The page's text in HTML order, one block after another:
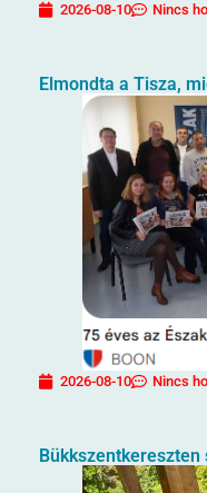
2026-08-10 Nincs
Elmondta a Tisza,
2026-08-10 Nincs